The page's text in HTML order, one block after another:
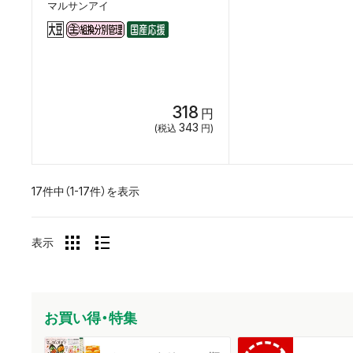
マルサンアイ
318 円
(税込 343 円)
17件中（1-17件）を表示
表示
お買い得・特集